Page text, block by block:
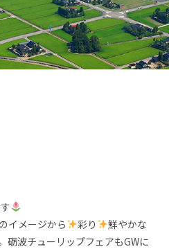
イメージから
彩り
鮮やかな
砺波チューリップフェアもGWに